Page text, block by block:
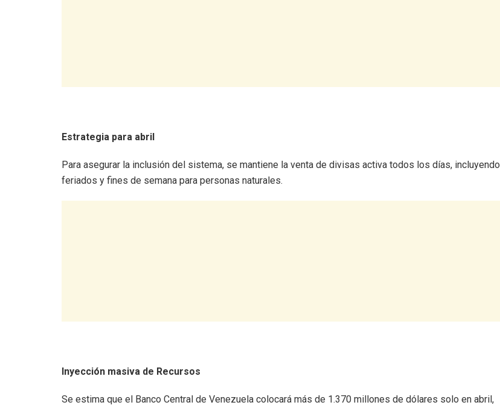
Estrategia para abril
Para asegurar la inclusión del sistema, se mantiene la venta de divisas activa todos los días, incluyendo
feriados y fines de semana para personas naturales.
Inyección masiva de Recursos
Se estima que el Banco Central de Venezuela colocará más de 1.370 millones de dólares solo en abril,